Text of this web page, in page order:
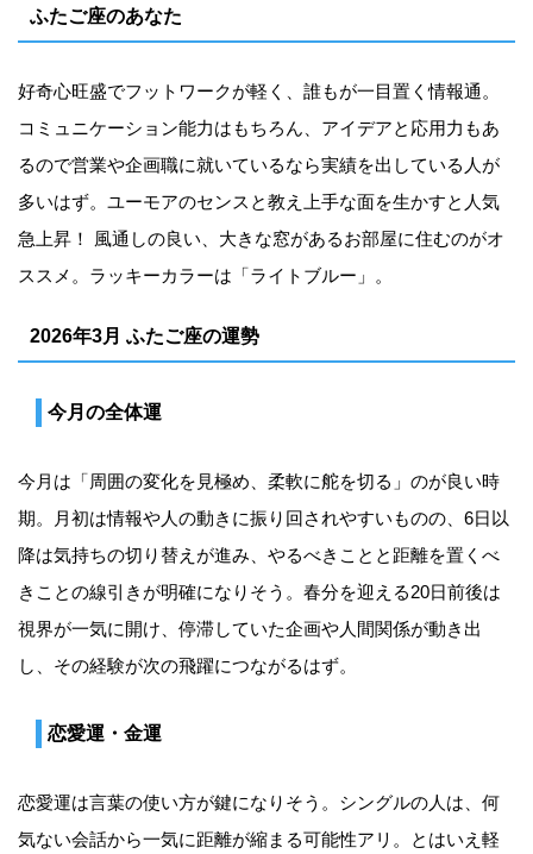
ふたご座のあなた
好奇心旺盛でフットワークが軽く、誰もが一目置く情報通。
コミュニケーション能力はもちろん、アイデアと応用力もあ
るので営業や企画職に就いているなら実績を出している人が
多いはず。ユーモアのセンスと教え上手な面を生かすと人気
急上昇！ 風通しの良い、大きな窓があるお部屋に住むのがオ
ススメ。ラッキーカラーは「ライトブルー」。
2026年3月 ふたご座の運勢
今月の全体運
今月は「周囲の変化を見極め、柔軟に舵を切る」のが良い時
期。月初は情報や人の動きに振り回されやすいものの、6日以
降は気持ちの切り替えが進み、やるべきことと距離を置くべ
きことの線引きが明確になりそう。春分を迎える20日前後は
視界が一気に開け、停滞していた企画や人間関係が動き出
し、その経験が次の飛躍につながるはず。
恋愛運・金運
恋愛運は言葉の使い方が鍵になりそう。シングルの人は、何
気ない会話から一気に距離が縮まる可能性アリ。とはいえ軽